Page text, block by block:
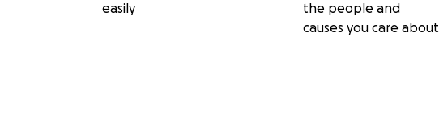
easily
the people and
causes you care about